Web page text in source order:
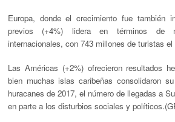
Europa, donde el crecimiento fue también
previos (+4%) lidera en términos de
internacionales, con 743 millones de turistas el
Las Américas (+2%) ofrecieron resultados
bien muchas islas caribeñas consolidaron
huracanes de 2017, el número de llegadas a
en parte a los disturbios sociales y